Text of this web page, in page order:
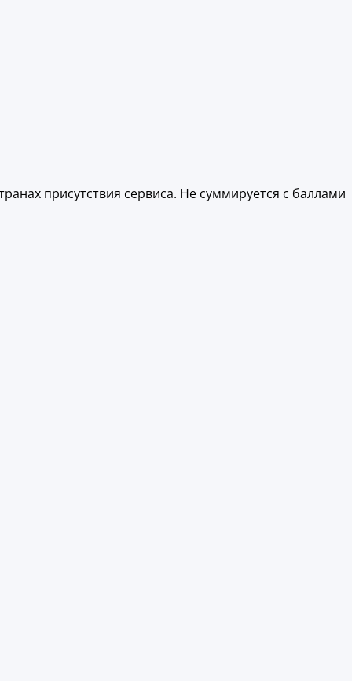
присутствия сервиса. Не суммируется с баллами